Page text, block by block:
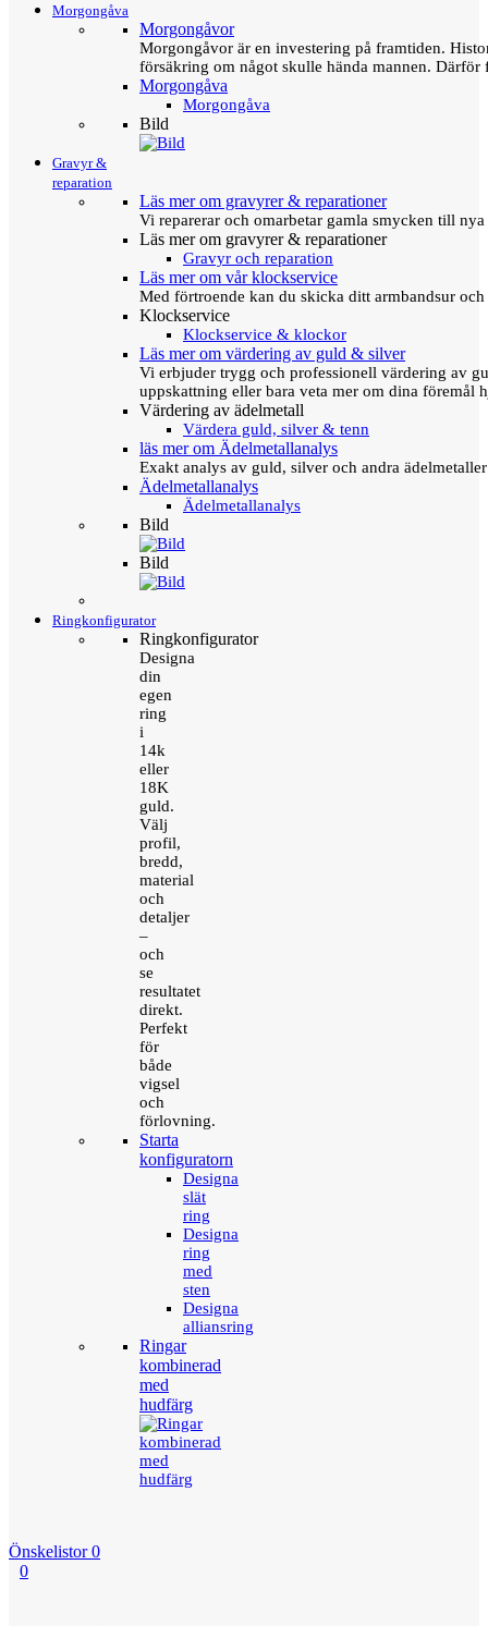
Morgongåva
Morgongåvor
Morgongåvor är en investering på framtiden.
försäkring om något skulle hända mannen.
Morgongåva
Morgongåva
Bild
Gravyr &
reparation
Läs mer om gravyrer & reparationer
Vi reparerar och omarbetar gamla smycken till
Läs mer om gravyrer & reparationer
Gravyr och reparation
Läs mer om vår klockservice
Med förtroende kan du skicka ditt armbandsur
Klockservice
Klockservice & klockor
Läs mer om värdering av guld & silver
Vi erbjuder trygg och professionell värdering av
uppskattning eller bara veta mer om dina föremål
Värdering av ädelmetall
Värdera guld, silver & tenn
läs mer om Ädelmetallanalys
Exakt analys av guld, silver och andra
Ädelmetallanalys
Ädelmetallanalys
Bild
Bild
Ringkonfigurator
Ringkonfigurator
Designa
din
egen
ring
i
14k
eller
18K
guld.
Välj
profil,
bredd,
material
och
detaljer
–
och
se
resultatet
direkt.
Perfekt
för
både
vigsel
och
förlovning.
Starta
konfiguratorn
Designa
slät
ring
Designa
ring
med
sten
Designa
alliansring
Ringar
kombinerad
med
hudfärg
Önskelistor 0
0